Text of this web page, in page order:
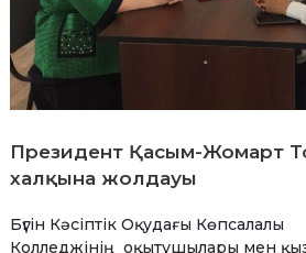
Президент Қасым-Жомарт
халқына жолдауы
Бүгін Кәсіптік Оқудағы Көпсалалы
Колледжінің оқытушылары мен